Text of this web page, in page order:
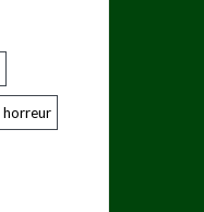
horreur